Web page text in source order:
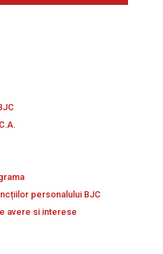
personalului BJC
avere si interese